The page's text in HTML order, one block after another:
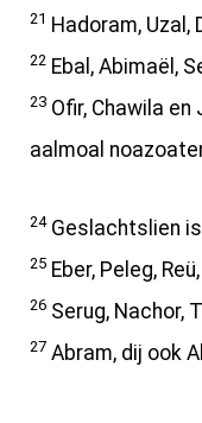
21 Hadoram, Uzal,
22 Ebal, Abimaël,
23 Ofir, Chawila
aalmoal
24Geslachtslien
25 Eber, Peleg, Reü,
26 Serug, Nachor,
27 Abram, dij ook